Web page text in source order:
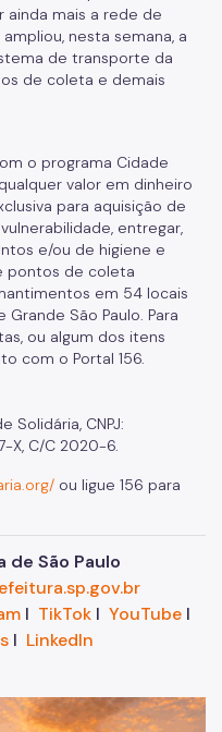
ainda mais a rede de
nesta semana, a
de transporte da
de coleta e demais
o programa Cidade
valor em dinheiro
para aquisição de
entregar,
e/ou de higiene e
pontos de coleta
em 54 locais
São Paulo. Para
ou algum dos itens
com o Portal 156.
Solidária, CNPJ:
X, C/C 2020-6.
ou ligue 156 para
de São Paulo
I TikTokI YouTubeI
I LinkedIn